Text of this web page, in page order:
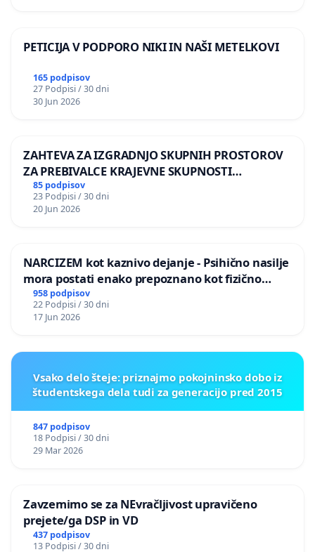
PETICIJA V PODPORO NIKI IN NAŠI METELKOVI
165 podpisov
27 Podpisi / 30 dni
30 Jun 2026
ZAHTEVA ZA IZGRADNJO SKUPNIH PROSTOROV
ZA PREBIVALCE KRAJEVNE SKUPNOSTI
PRESTRANEK
85 podpisov
23 Podpisi / 30 dni
20 Jun 2026
NARCIZEM kot kaznivo dejanje - Psihično nasilje
mora postati enako prepoznano kot fizično
nasilje
958 podpisov
22 Podpisi / 30 dni
17 Jun 2026
Vsako delo šteje: priznajmo pokojninsko dobo iz
študentskega dela tudi za generacijo pred 2015
847 podpisov
18 Podpisi / 30 dni
29 Mar 2026
Zavzemimo se za NEvračljivost upravičeno
prejete/ga DSP in VD
437 podpisov
13 Podpisi / 30 dni